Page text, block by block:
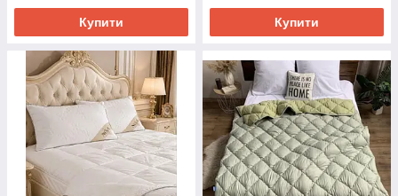
Купити Купити